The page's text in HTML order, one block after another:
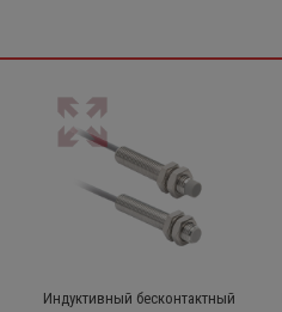
Индуктивный бесконтактный